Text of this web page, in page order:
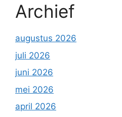
Archief
augustus 2026
juli 2026
juni 2026
mei 2026
april 2026